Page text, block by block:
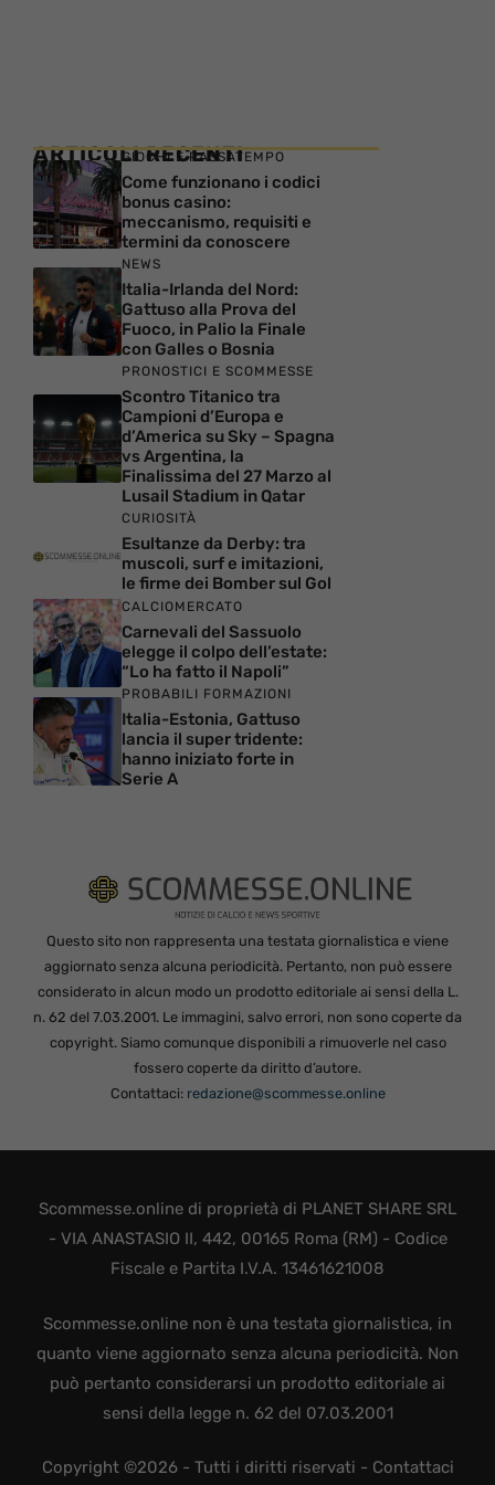
ARTICOLI RECENTI
GIOCHI E PASSATEMPO
Come funzionano i codici
bonus casino:
meccanismo, requisiti e
termini da conoscere
NEWS
Italia-Irlanda del Nord:
Gattuso alla Prova del
Fuoco, in Palio la Finale
con Galles o Bosnia
PRONOSTICI E SCOMMESSE
Scontro Titanico tra
Campioni d’Europa e
d’America su Sky – Spagna
vs Argentina, la
Finalissima del 27 Marzo al
Lusail Stadium in Qatar
CURIOSITÀ
Esultanze da Derby: tra
muscoli, surf e imitazioni,
le firme dei Bomber sul Gol
CALCIOMERCATO
Carnevali del Sassuolo
elegge il colpo dell’estate:
“Lo ha fatto il Napoli”
PROBABILI FORMAZIONI
Italia-Estonia, Gattuso
lancia il super tridente:
hanno iniziato forte in
Serie A
Questo sito non rappresenta una testata giornalistica e viene
aggiornato senza alcuna periodicità. Pertanto, non può essere
considerato in alcun modo un prodotto editoriale ai sensi della L.
n. 62 del 7.03.2001. Le immagini, salvo errori, non sono coperte da
copyright. Siamo comunque disponibili a rimuoverle nel caso
fossero coperte da diritto d’autore.
Contattaci: redazione@scommesse.online
Scommesse.online di proprietà di PLANET SHARE SRL
- VIA ANASTASIO II, 442, 00165 Roma (RM) - Codice
Fiscale e Partita I.V.A. 13461621008
Scommesse.online non è una testata giornalistica, in
quanto viene aggiornato senza alcuna periodicità. Non
può pertanto considerarsi un prodotto editoriale ai
sensi della legge n. 62 del 07.03.2001
Copyright ©2026 - Tutti i diritti riservati - Contattaci